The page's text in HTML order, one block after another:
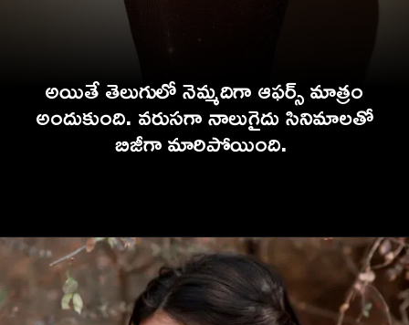
అయితే తెలుగులో నెమ్మదిగా ఆఫర్స్ మాత్రం
అందుకుంది. వరుసగా నాలుగైదు సినిమాలతో
బిజీగా మారిపోయింది.